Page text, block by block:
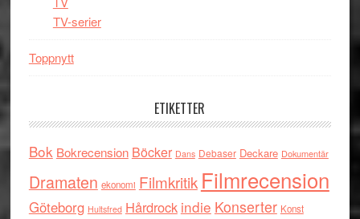
TV-serier
Toppnytt
ETIKETTER
Bok Bokrecension Böcker Dans Debaser Deckare Dokumentär
Dramaten ekonomi Filmkritik Filmrecension
Göteborg Hultsfred Hårdrock indie Konserter Konst